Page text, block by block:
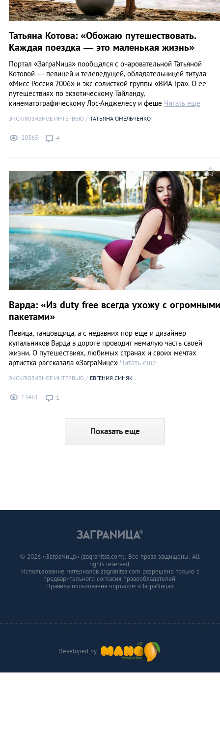
Татьяна Котова: «Обожаю путешествовать.
Каждая поездка ― это маленькая жизнь»
Портал «ЗаграNица» пообщался с очаровательной Татьяной
Котовой ― певицей и телеведущей, обладательницей титула
«Мисс Россия 2006» и экс-солисткой группы «ВИА Гра». О ее
путешествиях по экзотическому Тайланду,
кинематографическому Лос-Анджелесу и феше Читать еще
ЭКСКЛЮЗИВНОЕ ИНТЕРВЬЮ ТАТЬЯНА ОМЕЛЬЧЕНКО
20365 4
Варда: «Из duty free всегда ухожу с огромными
пакетами»
Певица, танцовщица, а с недавних пор еще и дизайнер
купальников Варда в дороге проводит немалую часть своей
жизни. О путешествиях, любимых странах и своих мечтах
артистка рассказала «ЗаграNице» Читать еще
ЭКСКЛЮЗИВНОЕ ИНТЕРВЬЮ ЕВГЕНИЯ СИНЯК
13461 1
Показать еще
Developed by
© 2026 «ЗаграNица» (zagranitsa.com). Все права защищены. All
rights reserved.
Использование материалов zagranitsa.com разрешено только с
предварительного согласия правообладателей.
Правила пользования порталом «ЗаграNица»